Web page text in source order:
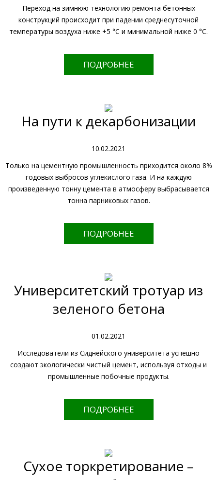
Переход на зимнюю технологию ремонта бетонных
конструкций происходит при падении среднесуточной
температуры воздуха ниже +5 °C и минимальной ниже 0 °C.
ПОДРОБНЕЕ
На пути к декарбонизации
10.02.2021
Только на цементную промышленность приходится около 8%
годовых выбросов углекислого газа. И на каждую
произведенную тонну цемента в атмосферу выбрасывается
тонна парниковых газов.
ПОДРОБНЕЕ
Университетский тротуар из
зеленого бетона
01.02.2021
Исследователи из Сиднейского университета успешно
создают экологически чистый цемент, используя отходы и
промышленные побочные продукты.
ПОДРОБНЕЕ
Сухое торкретирование –